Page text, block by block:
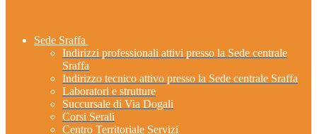
Sede Sraffa
Indirizzi professionali attivi presso la Sede centrale
Sraffa
Indirizzo tecnico attivo presso la Sede centrale Sraffa
Laboratori e strutture
Succursale di Via Dogali
Corsi Serali
Centro Territoriale Servizi